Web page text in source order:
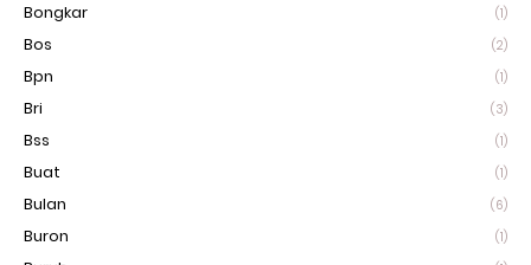
Bongkar (1)
Bos (2)
Bpn (1)
Bri (3)
Bss (1)
Buat (1)
Bulan (6)
Buron (1)